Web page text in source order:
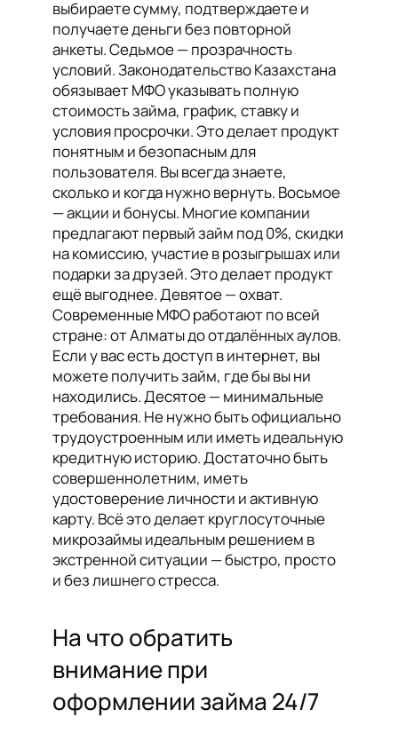
выбираете сумму, подтверждаете и
получаете деньги без повторной
анкеты. Седьмое — прозрачность
условий. Законодательство Казахстана
обязывает МФО указывать полную
стоимость займа, график, ставку и
условия просрочки. Это делает продукт
понятным и безопасным для
пользователя. Вы всегда знаете,
сколько и когда нужно вернуть. Восьмое
— акции и бонусы. Многие компании
предлагают первый займ под 0%, скидки
на комиссию, участие в розыгрышах или
подарки за друзей. Это делает продукт
ещё выгоднее. Девятое — охват.
Современные МФО работают по всей
стране: от Алматы до отдалённых аулов.
Если у вас есть доступ в интернет, вы
можете получить займ, где бы вы ни
находились. Десятое — минимальные
требования. Не нужно быть официально
трудоустроенным или иметь идеальную
кредитную историю. Достаточно быть
совершеннолетним, иметь
удостоверение личности и активную
карту. Всё это делает круглосуточные
микрозаймы идеальным решением в
экстренной ситуации — быстро, просто
и без лишнего стресса.
На что обратить
внимание при
оформлении займа 24/7